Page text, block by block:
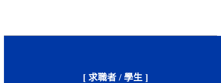
[ 求職者 / 學生 ]